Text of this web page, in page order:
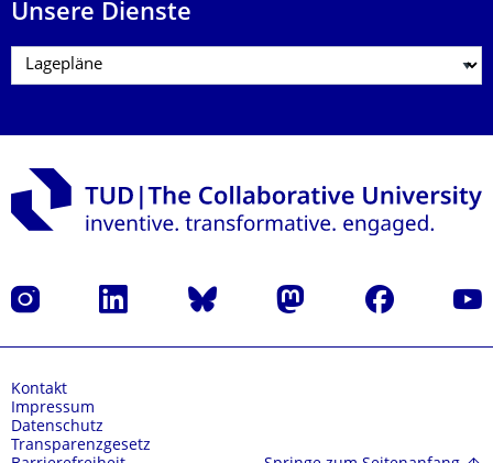
Unsere Dienste
Instagram LinkedIn Bluesky Mastodon Facebook
Kontakt
Impressum
Datenschutz
Transparenzgesetz